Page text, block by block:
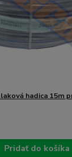
hadica 15m
Pridať do košíka